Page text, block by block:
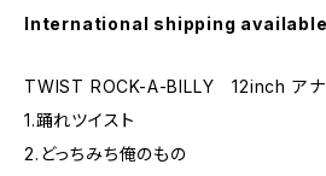
International shipping available
TWIST ROCK-A-BILLY 12inch アナ
1.踊れツイスト
2.どっちみち俺のもの